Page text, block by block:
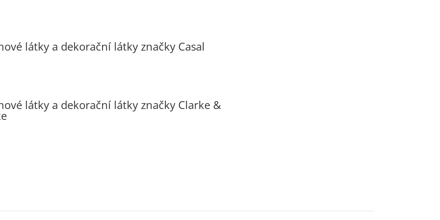
látky a dekorační látky značky Casal
látky a dekorační látky značky Clarke &